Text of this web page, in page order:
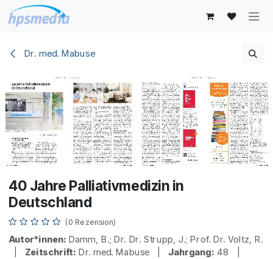
Zum Inhalt springen
Dr. med. Mabuse
40 Jahre Palliativmedizin in
Deutschland
(0 Rezension)
Autor*innen: Damm, B.; Dr. Dr. Strupp, J.; Prof. Dr. Voltz, R.
Zeitschrift: Dr. med. Mabuse | Jahrgang: 48 |